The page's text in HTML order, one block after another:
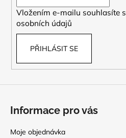
Vložením e-mailu souhlasíte s
osobních údajů
PŘIHLÁSIT SE
Informace pro vás
Moje objednávka